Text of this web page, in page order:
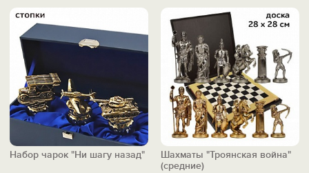
Набор чарок "Ни шагу назад"
Шахматы "Троянская война"
(средние)